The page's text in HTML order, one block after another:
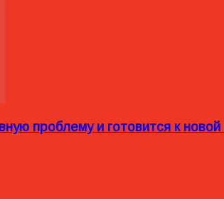
проблему и готовится к